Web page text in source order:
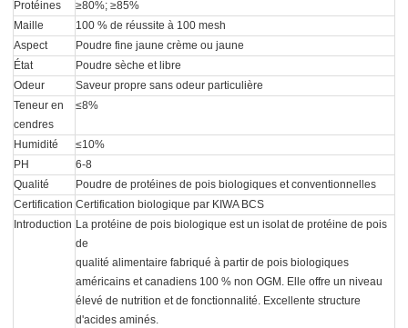
Protéines
≥80%; ≥85%
Maille
100 % de réussite à 100 mesh
Aspect
Poudre fine jaune crème ou jaune
État
Poudre sèche et libre
Odeur
Saveur propre sans odeur particulière
Teneur en
cendres
≤8%
Humidité
≤10%
PH
6-8
Qualité
Poudre de protéines de pois biologiques et conventionnelles
Certification Certification biologique par KIWA BCS
Introduction La protéine de pois biologique est un isolat de protéine de pois
de
qualité alimentaire fabriqué à partir de pois biologiques
américains et canadiens 100 % non OGM. Elle offre un niveau
élevé de nutrition et de fonctionnalité. Excellente structure
d'acides aminés.